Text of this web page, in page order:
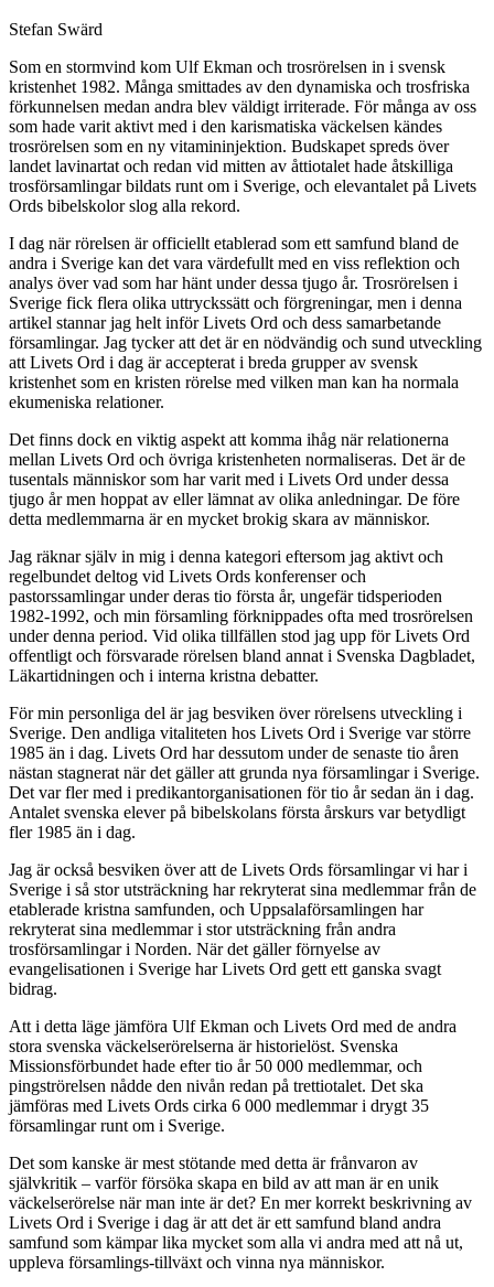
Stefan Swärd
Som en stormvind kom Ulf Ekman och trosrörelsen in i svensk
kristenhet 1982. Många smittades av den dynamiska och trosfriska
förkunnelsen medan andra blev väldigt irriterade. För många av oss
som hade varit aktivt med i den karismatiska väckelsen kändes
trosrörelsen som en ny vitamininjektion. Budskapet spreds över
landet lavinartat och redan vid mitten av åttiotalet hade åtskilliga
trosförsamlingar bildats runt om i Sverige, och elevantalet på Livets
Ords bibelskolor slog alla rekord.
I dag när rörelsen är officiellt etablerad som ett samfund bland de
andra i Sverige kan det vara värdefullt med en viss reflektion och
analys över vad som har hänt under dessa tjugo år. Trosrörelsen i
Sverige fick flera olika uttryckssätt och förgreningar, men i denna
artikel stannar jag helt inför Livets Ord och dess samarbetande
församlingar. Jag tycker att det är en nödvändig och sund utveckling
att Livets Ord i dag är accepterat i breda grupper av svensk
kristenhet som en kristen rörelse med vilken man kan ha normala
ekumeniska relationer.
Det finns dock en viktig aspekt att komma ihåg när relationerna
mellan Livets Ord och övriga kristenheten normaliseras. Det är de
tusentals människor som har varit med i Livets Ord under dessa
tjugo år men hoppat av eller lämnat av olika anledningar. De före
detta medlemmarna är en mycket brokig skara av människor.
Jag räknar själv in mig i denna kategori eftersom jag aktivt och
regelbundet deltog vid Livets Ords konferenser och
pastorssamlingar under deras tio första år, ungefär tidsperioden
1982-1992, och min församling förknippades ofta med trosrörelsen
under denna period. Vid olika tillfällen stod jag upp för Livets Ord
offentligt och försvarade rörelsen bland annat i Svenska Dagbladet,
Läkartidningen och i interna kristna debatter.
För min personliga del är jag besviken över rörelsens utveckling i
Sverige. Den andliga vitaliteten hos Livets Ord i Sverige var större
1985 än i dag. Livets Ord har dessutom under de senaste tio åren
nästan stagnerat när det gäller att grunda nya församlingar i Sverige.
Det var fler med i predikantorganisationen för tio år sedan än i dag.
Antalet svenska elever på bibelskolans första årskurs var betydligt
fler 1985 än i dag.
Jag är också besviken över att de Livets Ords församlingar vi har i
Sverige i så stor utsträckning har rekryterat sina medlemmar från de
etablerade kristna samfunden, och Uppsalaförsamlingen har
rekryterat sina medlemmar i stor utsträckning från andra
trosförsamlingar i Norden. När det gäller förnyelse av
evangelisationen i Sverige har Livets Ord gett ett ganska svagt
bidrag.
Att i detta läge jämföra Ulf Ekman och Livets Ord med de andra
stora svenska väckelserörelserna är historielöst. Svenska
Missionsförbundet hade efter tio år 50 000 medlemmar, och
pingströrelsen nådde den nivån redan på trettiotalet. Det ska
jämföras med Livets Ords cirka 6 000 medlemmar i drygt 35
församlingar runt om i Sverige.
Det som kanske är mest stötande med detta är frånvaron av
självkritik – varför försöka skapa en bild av att man är en unik
väckelserörelse när man inte är det? En mer korrekt beskrivning av
Livets Ord i Sverige i dag är att det är ett samfund bland andra
samfund som kämpar lika mycket som alla vi andra med att nå ut,
uppleva församlings-tillväxt och vinna nya människor.